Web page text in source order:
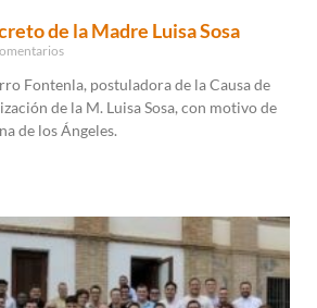
de la Madre Luisa Sosa
Fontenla, postuladora de la Causa de
de la M. Luisa Sosa, con motivo de
de los Ángeles.